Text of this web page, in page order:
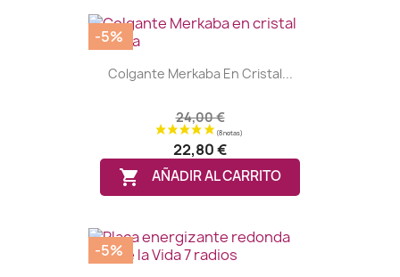
Colgante Merkaba En Cristal...
24,00 €
22,80 €
 AÑADIR AL CARRITO
-5%
-5%